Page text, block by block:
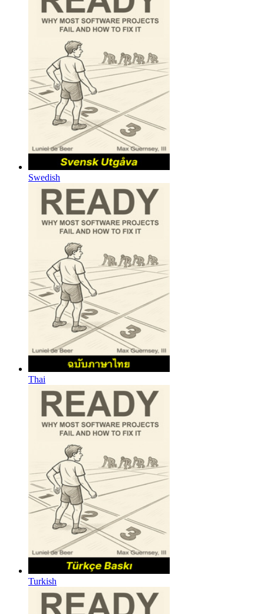
Swedish
Thai
Turkish